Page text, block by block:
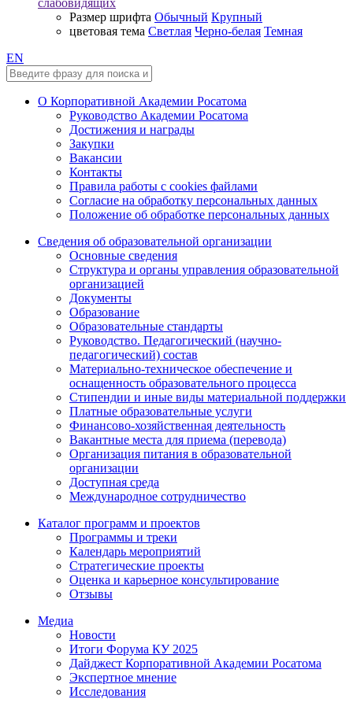
Размер шрифта Обычный Крупный
цветовая тема Светлая Черно-белая Темная
EN
О Корпоративной Академии Росатома
Руководство Академии Росатома
Достижения и награды
Закупки
Вакансии
Контакты
Правила работы с cookies файлами
Согласие на обработку персональных данных
Положение об обработке персональных данных
Сведения об образовательной организации
Основные сведения
Структура и органы управления образовательной
организацией
Документы
Образование
Образовательные стандарты
Руководство. Педагогический (научно-
педагогический) состав
Материально-техническое обеспечение и
оснащенность образовательного процесса
Стипендии и иные виды материальной поддержки
Платные образовательные услуги
Финансово-хозяйственная деятельность
Вакантные места для приема (перевода)
Организация питания в образовательной
организации
Доступная среда
Международное сотрудничество
Каталог программ и проектов
Программы и треки
Календарь мероприятий
Стратегические проекты
Оценка и карьерное консультирование
Отзывы
Медиа
Новости
Итоги Форума КУ 2025
Дайджест Корпоративной Академии Росатома
Экспертное мнение
Исследования